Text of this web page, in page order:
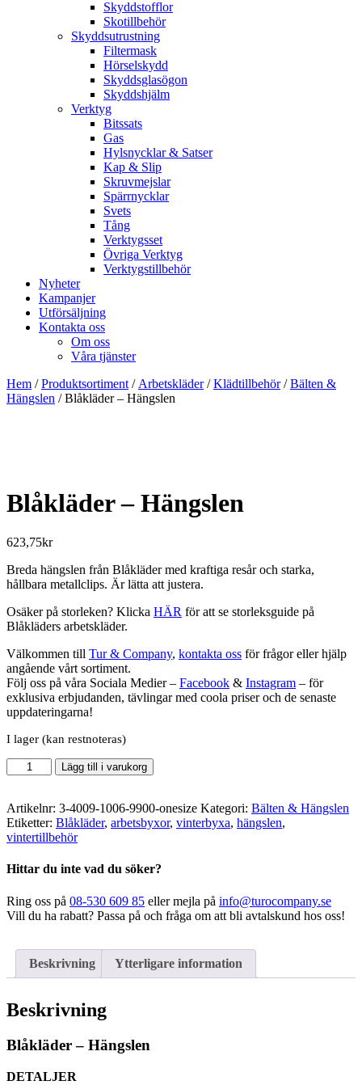
Skyddstofflor
Skotillbehör
Skyddsutrustning
Filtermask
Hörselskydd
Skyddsglasögon
Skyddshjälm
Verktyg
Bitssats
Gas
Hylsnycklar & Satser
Kap & Slip
Skruvmejslar
Spärrnycklar
Svets
Tång
Verktygsset
Övriga Verktyg
Verktygstillbehör
Nyheter
Kampanjer
Utförsäljning
Kontakta oss
Om oss
Våra tjänster
Hem /Produktsortiment / Arbetskläder/Klädtillbehör/Bälten &
Hängslen / Blåkläder – Hängslen
Blåkläder – Hängslen
623,75kr
Breda hängslen från Blåkläder med kraftiga resår och starka,
hållbara metallclips. Är lätta att justera.
Osäker på storleken? Klicka HÄR för att se storleksguide på
Blåkläders arbetskläder.
Välkommen till Tur & Company, kontakta oss för frågor eller hjälp
angående vårt sortiment.
Följ oss på våra Sociala Medier – Facebook & Instagram – för
exklusiva erbjudanden, tävlingar med coola priser och de senaste
uppdateringarna!
I lager (kan restnoteras)
Blåkläder
-
mängd
Lägg till i varukorg
Artikelnr: 3-4009-1006-9900-onesize Kategori: Bälten & Hängslen
Etiketter: Blåkläder, arbetsbyxor, vinterbyxa, hängslen,
vintertillbehör
Hittar du inte vad du söker?
Ring oss på 08-530 609 85 eller mejla på info@turocompany.se
Vill du ha rabatt? Passa på och fråga om att bli avtalskund hos oss!
Beskrivning Ytterligare information
Beskrivning
Blåkläder – Hängslen
DETALJER